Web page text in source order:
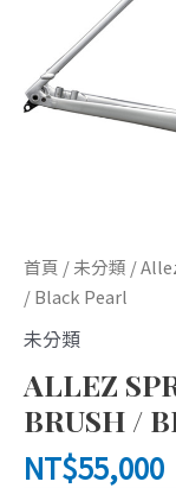
首頁 /未分類 /
/ Black Pearl
未分類
ALLEZ
BRUSH /
NT$55,000
Allez
Sprint
Frameset
Tint
Brush
/
Pearl